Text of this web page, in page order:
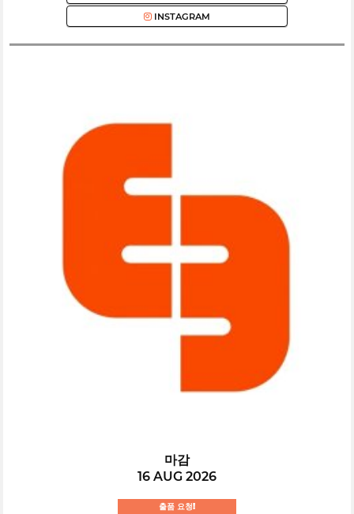
INSTAGRAM
마감
16 AUG 2026
출품 요청!